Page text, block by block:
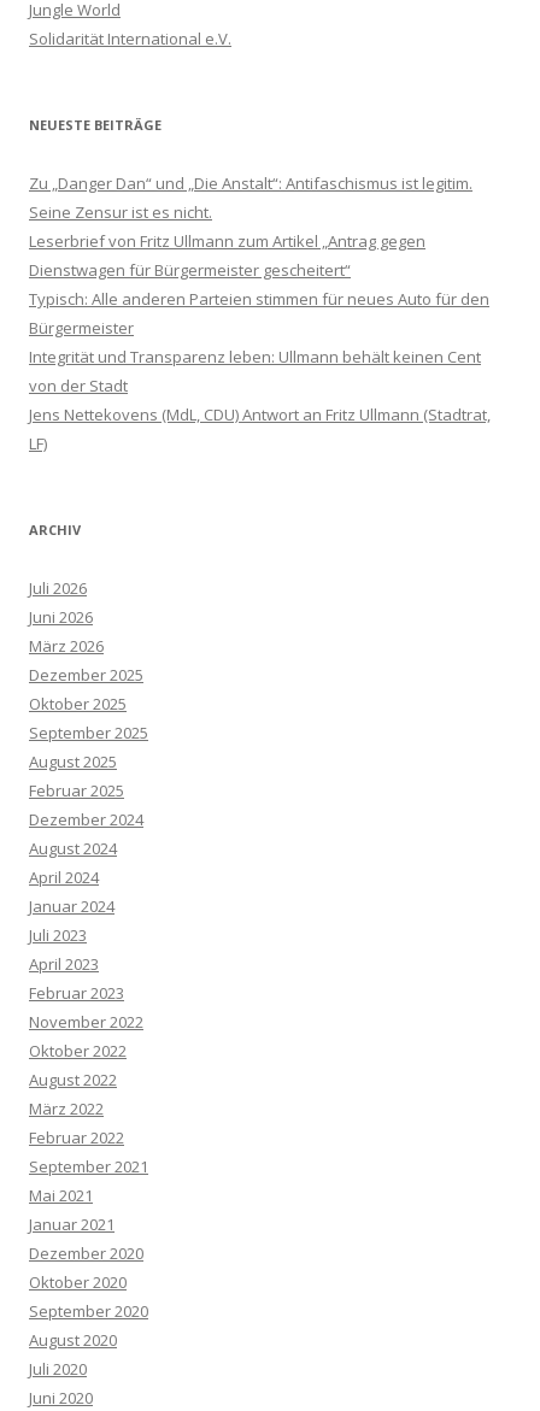
Jungle World
Solidarität International e.V.
NEUESTE BEITRÄGE
Zu „Danger Dan“ und „Die Anstalt“: Antifaschismus ist legitim.
Seine Zensur ist es nicht.
Leserbrief von Fritz Ullmann zum Artikel „Antrag gegen
Dienstwagen für Bürgermeister gescheitert“
Typisch: Alle anderen Parteien stimmen für neues Auto für den
Bürgermeister
Integrität und Transparenz leben: Ullmann behält keinen Cent
von der Stadt
Jens Nettekovens (MdL, CDU) Antwort an Fritz Ullmann (Stadtrat,
LF)
ARCHIV
Juli 2026
Juni 2026
März 2026
Dezember 2025
Oktober 2025
September 2025
August 2025
Februar 2025
Dezember 2024
August 2024
April 2024
Januar 2024
Juli 2023
April 2023
Februar 2023
November 2022
Oktober 2022
August 2022
März 2022
Februar 2022
September 2021
Mai 2021
Januar 2021
Dezember 2020
Oktober 2020
September 2020
August 2020
Juli 2020
Juni 2020